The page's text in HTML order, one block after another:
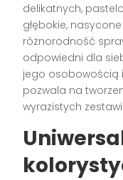
delikatnych,
głębokie,
różnorodność
odpowiedni dla
jego osobowością
pozwala na
wyrazistych